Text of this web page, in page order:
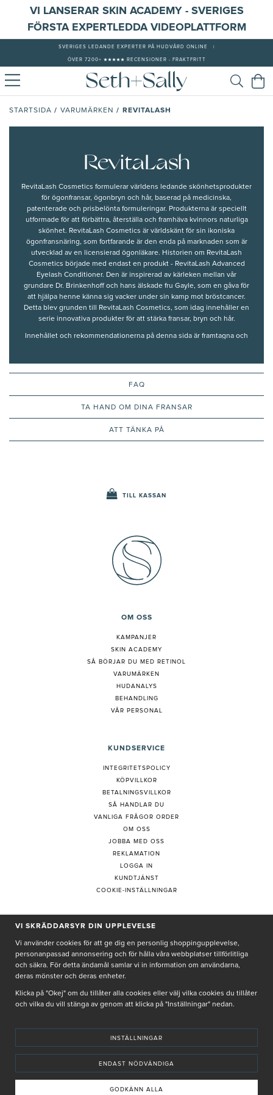
VI LANSERAR SKIN ACADEMY - SVERIGES
FÖRSTA EXPERTLEDDA VIDEOPLATTFORM
SVERIGES LEDANDE EXPERTER PÅ HUDVÅRD ONLINE
ÖVER 7200+ ★★★★★ RECENSIONER - FRAKTFRITT
STARTSIDA / VARUMÄRKEN / REVITALASH
RevitaLash
RevitaLash Cosmetics formulerar världens ledande skönhetsprodukter
för ögonfransar, ögonbryn och hår, baserad på medicinska,
patenterade och prisbelönta formuleringar. Produkterna är speciellt
utformade för att förbättra, återställa och framhäva kvinnors naturliga
skönhet. RevitaLash Cosmetics är världskänt för sin ikoniska
ögonfransnäring, som fortfarande är den enda på marknaden som är
utvecklad av en licensierad ögonläkare. Historien om RevitaLash
Cosmetics började med endast en produkt - RevitaLash Advanced
Eyelash Conditioner. Den är inspirerad av kärleken mellan vår
grundare Dr. Brinkenhoff och hans älskade fru Gayle, som en gåva för
att hjälpa henne känna sig vacker under sin kamp mot bröstcancer.
Detta blev grunden till RevitaLash Cosmetics, som idag innehåller en
serie innovativa produkter för att stärka fransar, bryn och hår.
Innehållet och rekommendationerna på denna sida är framtagna och
FAQ
TA HAND OM DINA FRANSAR
ATT TÄNKA PÅ
TILL KASSAN
OM OSS
KAMPANJER
SKIN ACADEMY
SÅ BÖRJAR DU MED RETINOL
VARUMÄRKEN
HUDANALYS
BEHANDLING
VÅR PERSONAL
KUNDSERVICE
INTEGRITETSPOLICY
KÖPVILLKOR
BETALNINGSVILLKOR
SÅ HANDLAR DU
VANLIGA FRÅGOR ORDER
OM OSS
JOBBA MED OSS
REKLAMATION
LOGGA IN
KUNDTJÄNST
COOKIE-INSTÄLLNINGAR
PRENUMERERA PÅ NYHETSBREV
Genom att ge min e-post, accepterar jag Seth och Sallyintegritetspolicy
De uppgifter du matar in kommer endast användas till våra nyhetsbrev.
INNEHÅLLET OCH REKOMMENDATIONERNA PÅ DENNA SIDA ÄR FRAMTAGNA OCH GRANSKADE
VI SKRÄDDARSYR DIN UPPLEVELSE
Vi använder cookies för att ge dig en personlig shoppingupplevelse,
personanpassad annonsering och för hålla våra webbplatser tillförlitliga
och säkra. För detta ändamål samlar vi in information om användarna,
deras mönster och deras enheter.
Klicka på "Okej" om du tillåter alla cookies eller välj vilka cookies du tillåter
och vilka du vill stänga av genom att klicka på "Inställningar" nedan.
INSTÄLLNINGAR
ENDAST NÖDVÄNDIGA
GODKÄNN ALLA